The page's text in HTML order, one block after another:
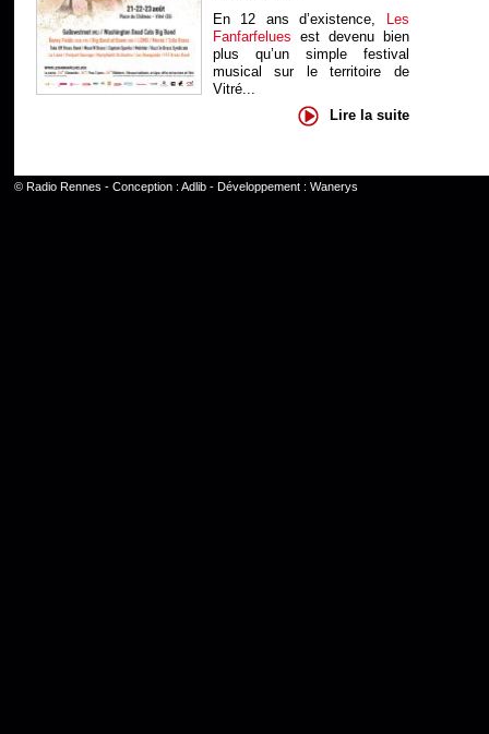
En 12 ans d’existence, Les
Fanfarfelues est devenu bien
plus qu’un simple festival
musical sur le territoire de
Vitré...
Lire la suite
© Radio Rennes - Conception : Adlib- Développement : Wanerys